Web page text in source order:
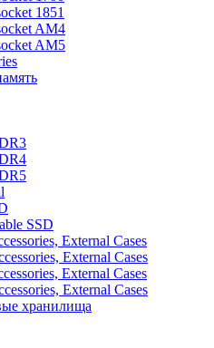
1851
AM4
AM5
SSD
External Cases
External Cases
External Cases
External Cases
хранилища